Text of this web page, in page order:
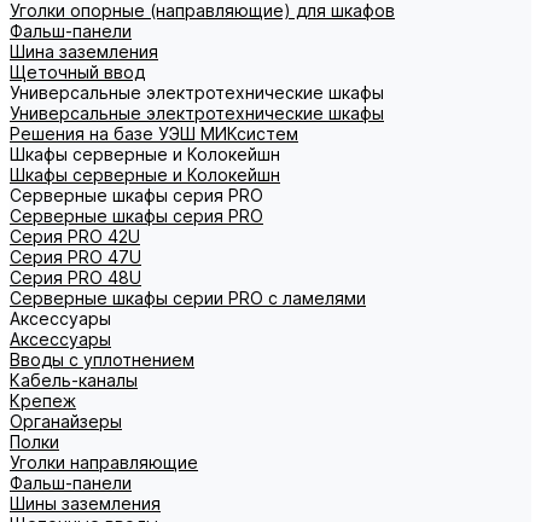
Уголки опорные (направляющие) для шкафов
Фальш-панели
Шина заземления
Щеточный ввод
Универсальные электротехнические шкафы
Универсальные электротехнические шкафы
Решения на базе УЭШ МИКсистем
Шкафы серверные и Колокейшн
Шкафы серверные и Колокейшн
Серверные шкафы серия PRO
Серверные шкафы серия PRO
Серия PRO 42U
Серия PRO 47U
Серия PRO 48U
Серверные шкафы серии PRO с ламелями
Аксессуары
Аксессуары
Вводы с уплотнением
Кабель-каналы
Крепеж
Органайзеры
Полки
Уголки направляющие
Фальш-панели
Шины заземления